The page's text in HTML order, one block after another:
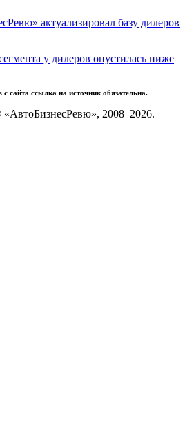
актуализировал базу дилеров
у дилеров опустилась ниже
сайта ссылка на источник обязательна.
2008–2026.